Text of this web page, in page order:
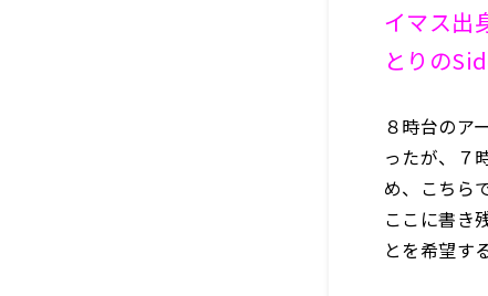
イマス出
とりの
８時台のア
ったが、７
め、こちら
ここに書き
とを希望する